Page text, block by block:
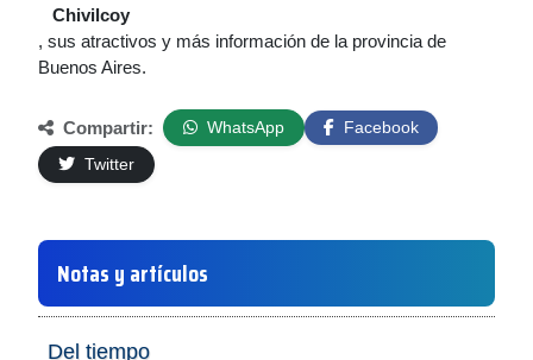
Chivilcoy
, sus atractivos y más información de la provincia de
Buenos Aires.
Compartir: WhatsApp
Facebook
Twitter
Notas y artículos
Del tiempo